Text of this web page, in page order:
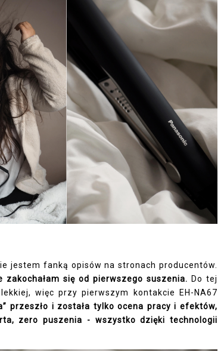
jestem fanką opisów na stronach producentów.
zakochałam się od pierwszego suszenia. Do tej
więc przy pierwszym kontakcie EH-NA67
przeszło i została tylko ocena pracy i efektów,
zero puszenia - wszystko dzięki technologii